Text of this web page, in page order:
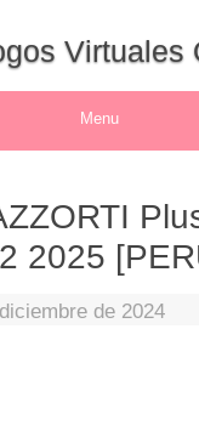
Virtuales
Menu
2025
de 2024